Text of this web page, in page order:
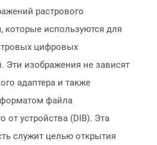
растрового
которые используются для
цифровых
Эти изображения не зависят
адаптера и также
файла
от устройства (DIB). Эта
служит целью открытия